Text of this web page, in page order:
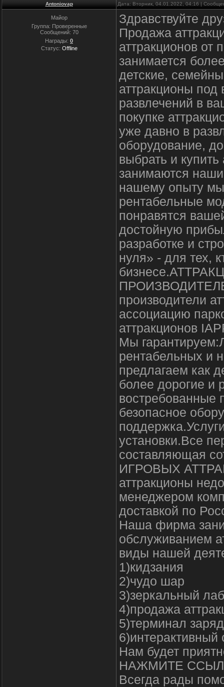
Antoniovap Дата: Вторник, 04.01.2022, 04:16 |
Майор
Группа: Проверенные
Сообщений: 70
Награды: 0
Статус: Offline
Здравствуйте
Продажа
аттракционов от
занимается
детские,
аттракционы
развлечений в
покупке
уже давно в
оборудование,
выбрать и
занимаются
нашему опыту
рентабельные
понравятся
достойную
разработке и
нуля» - для тех,
производители
ассоциацию
аттракционов
Мы
рентабельных и
предлагаем как
более дорогие и
востребованные
безопасное
установки.Все
составляющая
ИГРОВЫХ
аттракционы
менеджером
доставкой по
Наша фирма
обслуживанием
виды нашей
1)кидзания
2)чудо шар
3)зеркальный
4)продажа
5)терминал
6)интерактивный
Нам будет
НАЖМИТЕ
Всегда рады